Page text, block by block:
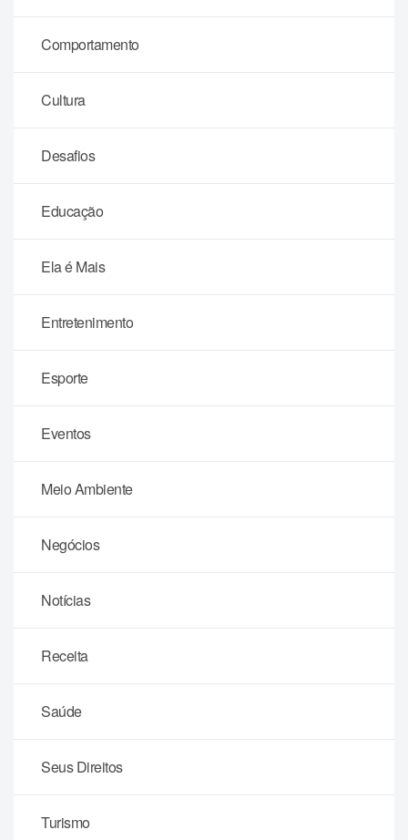
Comportamento
Cultura
Desafios
Educação
Ela é Mais
Entretenimento
Esporte
Eventos
Meio Ambiente
Negócios
Notícias
Receita
Saúde
Seus Direitos
Turismo